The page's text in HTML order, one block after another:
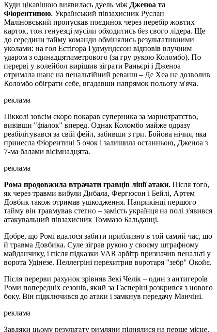
Куди цікавішою виявилась дуель між Дженоа та
Фіорентиною. Український півзахисник Руслан
Маліновський пропускав поєдинок через перебір жовтих
карток, тож генуезці мусіли обходитись без свого лідера. Ще
до середини тайму команди обмінялись результативними
уколами: на гол Естігора Гудмундссон відповів влучним
ударом з одинадцятиметрового (за гру рукою Коломбо). По
перерві у волейбол вирішив зіграти Раньєрі і Дженоа
отримала шанс на пенальтійний реванш – Де Хеа не дозволив
Коломбо обіграти себе, вгадавши напрямок польоту м'яча.
реклама
Пікколі зовсім скоро покарав суперника за марнотратство,
вивівши "фіалок" вперед. Однак Коломбо майже одразу
реабілітувався за свій фейл, забивши з гри. Бойова нічия, яка
принесла Фіорентині 5 очок і залишила останньою, Дженоа з
7-ма балами вісімнадцята.
реклама
Рома продовжила втрачати гравців лінії атаки. Після того,
як через травми вибули Дибала, Фергюсон і Бейлі, Артем
Довбик також отримав ушкодження. Наприкінці першого
тайму він травмував стегно – замість українця на полі з'явився
атакувальний півзахисник Томмазо Бальданці.
Добре, що Ромі вдалося забити приблизно в той самий час, що
й травма Довбика. Суле зіграв рукою у своєму штрафному
майданчику, і після підказки VAR арбітр призначив пенальті у
ворота Удінезе. Пеллегріні перехитрив воротаря "зебр" Окойє.
Після перерви рахунок зрівняв Зекі Челік – один з антигероїв
Роми попередніх сезонів, який за Гасперіні розкрився з нового
боку. Він підключився до атаки і замкнув передачу Манчіні.
реклама
Завдяки цьому результату римляни піднялися на перше місце.